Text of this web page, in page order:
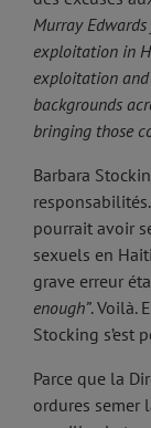
Murray
exploitation in
exploitation
backgrounds
bringing those
Barbara
pourrait avoir
sexuels en
grave erreur
enough”. Voilà.
Stocking s’est
Parce que la
ordures semer